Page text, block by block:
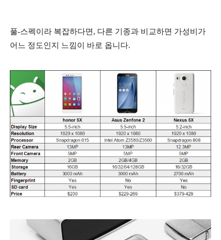
풀-스펙이라 복잡하다면, 다른 기종과 비교하면 가성비가
어느 정도인지 느낌이 바로 옵니다.